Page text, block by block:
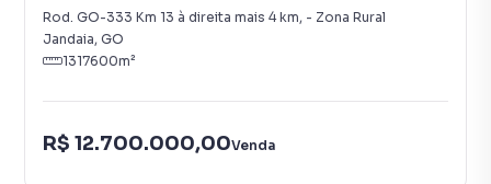
Rod. GO-333 Km 13 à direita mais 4 km, - Zona Rural
Jandaia, GO
1317600m²
R$ 12.700.000,00Venda